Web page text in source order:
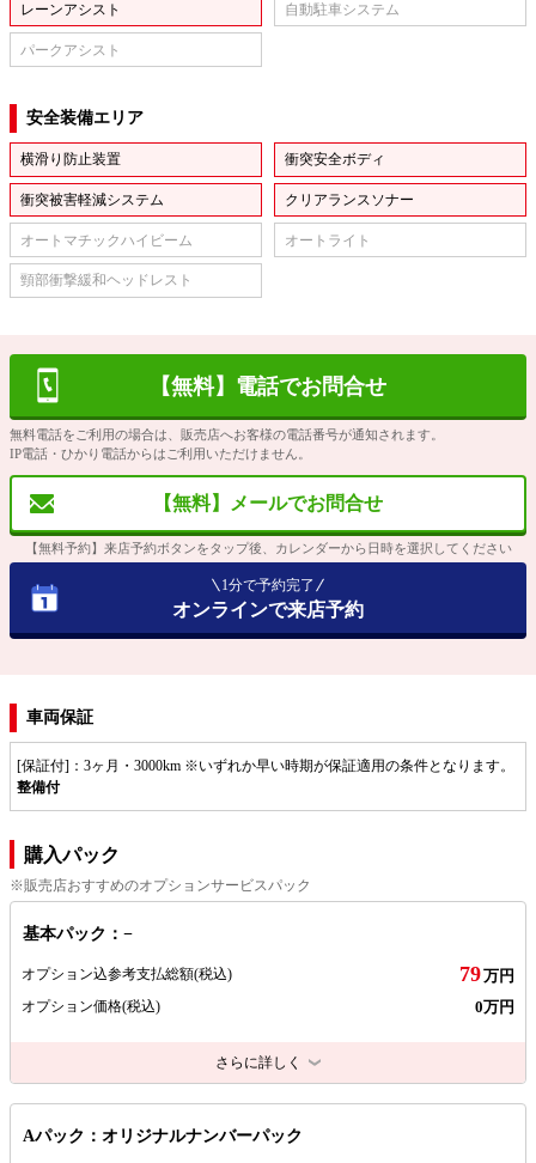
レーンアシスト 自動駐車システム
パークアシスト
安全装備エリア
横滑り防止装置 衝突安全ボディ
衝突被害軽減システム クリアランスソナー
オートマチックハイビーム オートライト
頸部衝撃緩和ヘッドレスト
【無料】電話でお問合せ
無料電話をご利用の場合は、販売店へお客様の電話番号が通知されます。
IP電話・ひかり電話からはご利用いただけません。
【無料】メールでお問合せ
【無料予約】来店予約ボタンをタップ後、カレンダーから日時を選択してください
1分で予約完了
オンラインで来店予約
車両保証
[保証付]：3ヶ月・3000km ※いずれか早い時期が保証適用の条件となります。
整備付
購入パック
※販売店おすすめのオプションサービスパック
基本パック：−
オプション込参考支払総額(税込) 79万円
オプション価格(税込) 0万円
さらに詳しく
Aパック：オリジナルナンバーパック